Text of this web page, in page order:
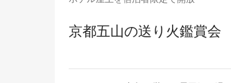
京都五山の送り火鑑賞会